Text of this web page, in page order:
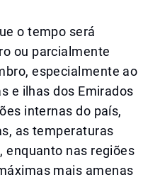
o tempo será
ou parcialmente
especialmente ao
e ilhas dos Emirados
internas do país,
as temperaturas
enquanto nas regiões
mais amenas